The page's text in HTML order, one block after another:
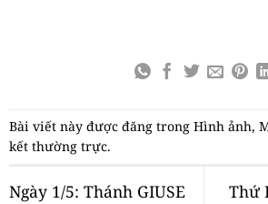
Bài viết này được đăng trong Hình ảnh,
kết thường trực.
Ngày 1/5: Thánh GIUSE
Thứ